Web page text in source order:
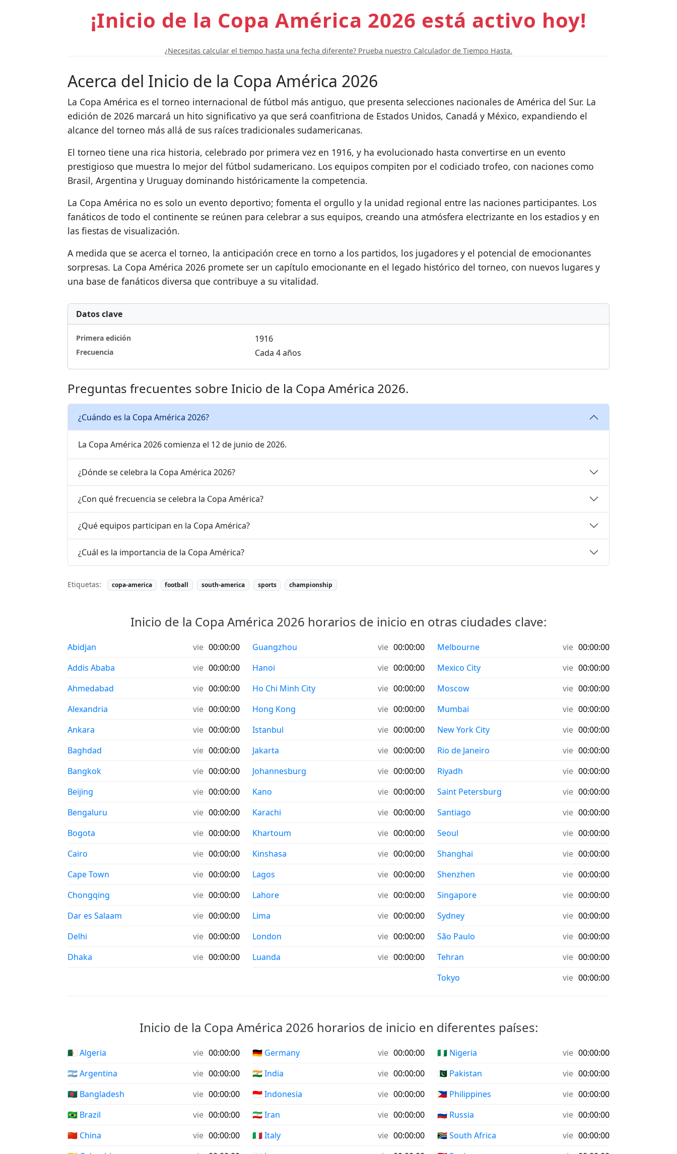
¡Inicio de la Copa América 2026 está activo hoy!
¿Necesitas calcular el tiempo hasta una fecha diferente? Prueba nuestro Calculador de Tiempo Hasta.
Acerca del Inicio de la Copa América 2026
La Copa América es el torneo internacional de fútbol más antiguo, que presenta selecciones nacionales de América del Sur. La
edición de 2026 marcará un hito significativo ya que será coanfitriona de Estados Unidos, Canadá y México, expandiendo el
alcance del torneo más allá de sus raíces tradicionales sudamericanas.
El torneo tiene una rica historia, celebrado por primera vez en 1916, y ha evolucionado hasta convertirse en un evento
prestigioso que muestra lo mejor del fútbol sudamericano. Los equipos compiten por el codiciado trofeo, con naciones como
Brasil, Argentina y Uruguay dominando históricamente la competencia.
La Copa América no es solo un evento deportivo; fomenta el orgullo y la unidad regional entre las naciones participantes. Los
fanáticos de todo el continente se reúnen para celebrar a sus equipos, creando una atmósfera electrizante en los estadios y en
las fiestas de visualización.
A medida que se acerca el torneo, la anticipación crece en torno a los partidos, los jugadores y el potencial de emocionantes
sorpresas. La Copa América 2026 promete ser un capítulo emocionante en el legado histórico del torneo, con nuevos lugares y
una base de fanáticos diversa que contribuye a su vitalidad.
Datos clave
Primera edición 1916
Frecuencia Cada 4 años
Preguntas frecuentes sobre Inicio de la Copa América 2026.
¿Cuándo es la Copa América 2026?
La Copa América 2026 comienza el 12 de junio de 2026.
¿Dónde se celebra la Copa América 2026?
¿Con qué frecuencia se celebra la Copa América?
¿Qué equipos participan en la Copa América?
¿Cuál es la importancia de la Copa América?
Etiquetas: copa-america football south-america sports championship
Inicio de la Copa América 2026 horarios de inicio en otras ciudades clave:
Abidjan vie 00:00:00
Addis Ababa
vie 00:00:00
Ahmedabad
vie 00:00:00
Alexandria
vie 00:00:00
Ankara
vie 00:00:00
Baghdad
vie 00:00:00
Bangkok
vie 00:00:00
Beijing
vie 00:00:00
Bengaluru
vie 00:00:00
Bogota
vie 00:00:00
Cairo
vie 00:00:00
Cape Town
vie 00:00:00
Chongqing
vie 00:00:00
Dar es Salaam
vie 00:00:00
Delhi
vie 00:00:00
Dhaka
vie 00:00:00
Guangzhou vie 00:00:00
Hanoi
vie 00:00:00
Ho Chi Minh City
vie 00:00:00
Hong Kong
vie 00:00:00
Istanbul
vie 00:00:00
Jakarta
vie 00:00:00
Johannesburg
vie 00:00:00
Kano
vie 00:00:00
Karachi
vie 00:00:00
Khartoum
vie 00:00:00
Kinshasa
vie 00:00:00
Lagos
vie 00:00:00
Lahore
vie 00:00:00
Lima
vie 00:00:00
London
vie 00:00:00
Luanda
vie 00:00:00
Melbourne vie 00:00:00
Mexico City
vie 00:00:00
Moscow
vie 00:00:00
Mumbai
vie 00:00:00
New York City
vie 00:00:00
Rio de Janeiro
vie 00:00:00
Riyadh
vie 00:00:00
Saint Petersburg
vie 00:00:00
Santiago
vie 00:00:00
Seoul
vie 00:00:00
Shanghai
vie 00:00:00
Shenzhen
vie 00:00:00
Singapore
vie 00:00:00
Sydney
vie 00:00:00
São Paulo
vie 00:00:00
Tehran
vie 00:00:00
Tokyo
vie 00:00:00
Inicio de la Copa América 2026 horarios de inicio en diferentes países:
🇩🇿 Algeria vie 00:00:00
🇦🇷 Argentina
vie 00:00:00
🇧🇩 Bangladesh
vie 00:00:00
🇧🇷 Brazil
vie 00:00:00
🇨🇳 China
vie 00:00:00
🇩🇪 Germany vie 00:00:00
🇮🇳 India
vie 00:00:00
🇮🇩 Indonesia
vie 00:00:00
🇮🇷 Iran
vie 00:00:00
🇮🇹 Italy
vie 00:00:00
🇳🇬 Nigeria vie 00:00:00
🇵🇰 Pakistan
vie 00:00:00
🇵🇭 Philippines
vie 00:00:00
🇷🇺 Russia
vie 00:00:00
🇿🇦 South Africa
vie 00:00:00